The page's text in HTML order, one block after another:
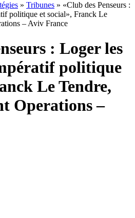
» Tribunes » «Club des Penseurs :
politique et social», Franck Le
– Aviv France
: Loger les
politique
Le Tendre,
Operations –